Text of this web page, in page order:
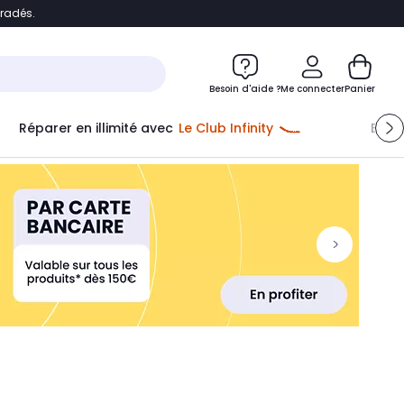
Besoin d'aide ?Me connecterPanier
Réparer en illimité avec Le Club Infinity